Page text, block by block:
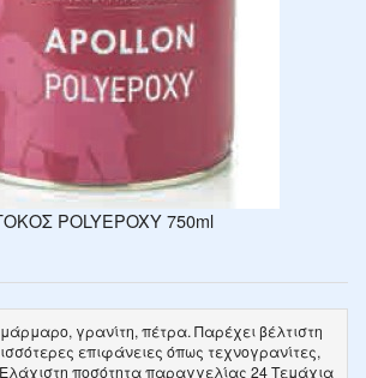
POLYEPOXY 750ml
γρανίτη, πέτρα. Παρέχει βέλτιστη
επιφάνειες όπως τεχνογρανίτες,
ποσότητα παραγγελίας 24 Τεμάχια